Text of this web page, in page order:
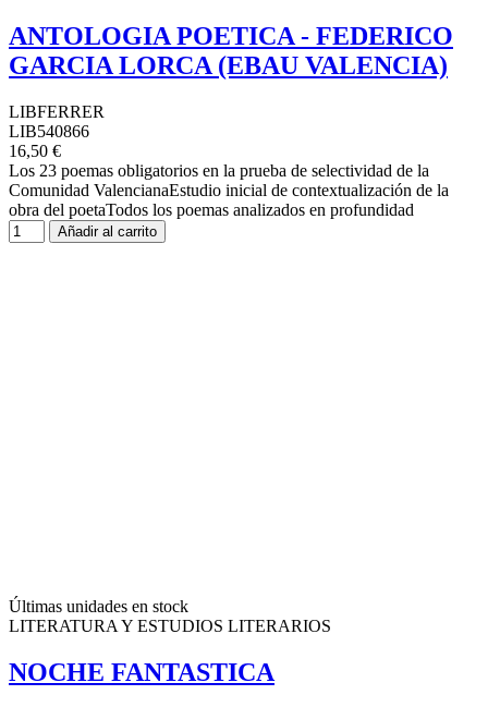
ANTOLOGIA POETICA - FEDERICO
GARCIA LORCA (EBAU VALENCIA)
LIBFERRER
LIB540866
16,50 €
Los 23 poemas obligatorios en la prueba de selectividad de la
Comunidad ValencianaEstudio inicial de contextualización de la
obra del poetaTodos los poemas analizados en profundidad
Añadir al carrito
Últimas unidades en stock
LITERATURA Y ESTUDIOS LITERARIOS
NOCHE FANTASTICA